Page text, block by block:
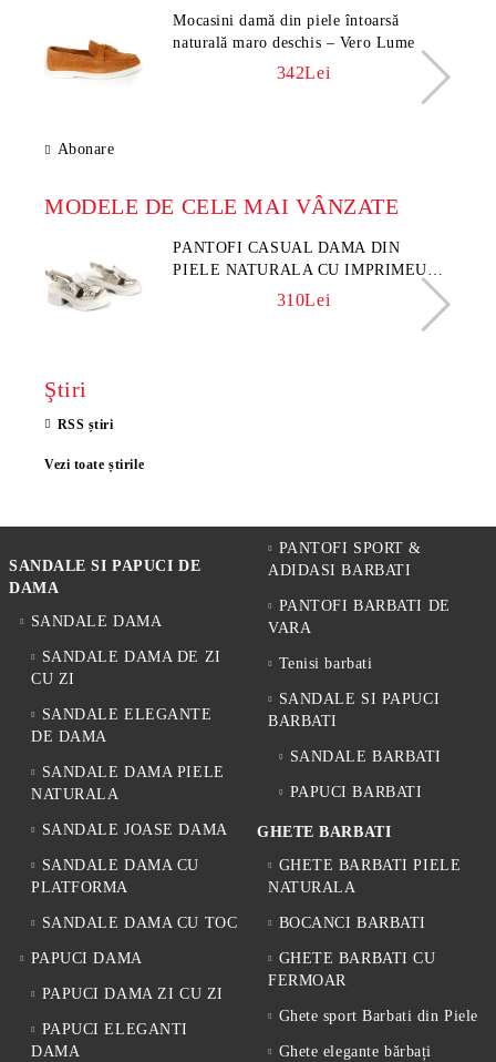
Mocasini damă din piele întoarsă
naturală maro deschis – Vero Lume
342Lei
Abonare
MODELE DE CELE MAI VÂNZATE
PANTOFI CASUAL DAMA DIN
PIELE NATURALA CU IMPRIMEU
FLORAL - MODEL LUNA
310Lei
Ştiri
RSS știri
Vezi toate știrile
SANDALE SI PAPUCI DE
DAMA
SANDALE DAMA
SANDALE DAMA DE ZI
CU ZI
SANDALE ELEGANTE
DE DAMA
SANDALE DAMA PIELE
NATURALA
SANDALE JOASE DAMA
SANDALE DAMA CU
PLATFORMA
SANDALE DAMA CU TOC
PAPUCI DAMA
PAPUCI DAMA ZI CU ZI
PAPUCI ELEGANTI
DAMA
PANTOFI SPORT &
ADIDASI BARBATI
PANTOFI BARBATI DE
VARA
Tenisi barbati
SANDALE SI PAPUCI
BARBATI
SANDALE BARBATI
PAPUCI BARBATI
GHETE BARBATI
GHETE BARBATI PIELE
NATURALA
BOCANCI BARBATI
GHETE BARBATI CU
FERMOAR
Ghete sport Barbati din Piele
Ghete elegante bărbați